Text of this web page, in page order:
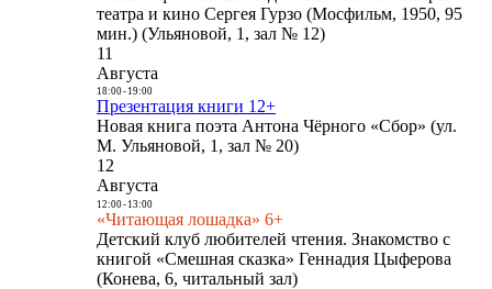
театра и кино Сергея Гурзо (Мосфильм, 1950, 95
мин.) (Ульяновой, 1, зал № 12)
11
Августа
18:00- 19:00
Презентация книги 12+
Новая книга поэта Антона Чёрного «Сбор» (ул.
М. Ульяновой, 1, зал № 20)
12
Августа
12:00- 13:00
«Читающая лошадка» 6+
Детский клуб любителей чтения. Знакомство с
книгой «Смешная сказка» Геннадия Цыферова
(Конева, 6, читальный зал)